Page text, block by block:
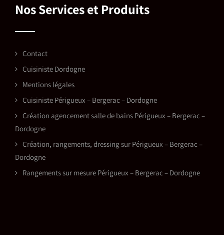
Nos Services et Produits
Contact
Cuisiniste Dordogne
Mentions légales
Cuisiniste Périgueux – Bergerac – Dordogne
Création agencement salle de bains Périgueux – Bergerac –
Dordogne
Création, rangements, dressing sur Périgueux – Bergerac –
Dordogne
Rangements sur mesure Périgueux – Bergerac – Dordogne